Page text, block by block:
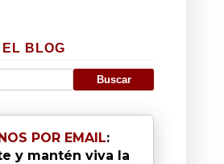
BLOG
POR EMAIL:
y mantén viva la